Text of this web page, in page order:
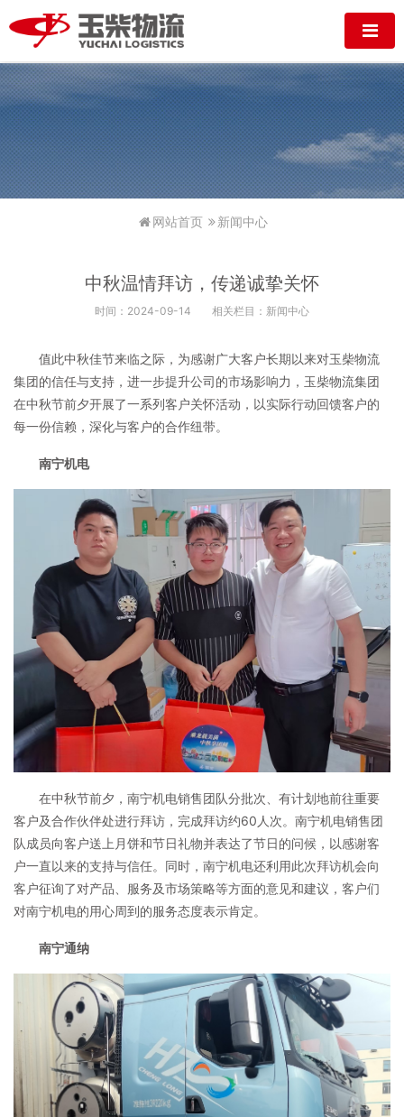
网站首页 新闻中心
中秋温情拜访，传递诚挚关怀
时间：2024-09-14 相关栏目：新闻中心
值此中秋佳节来临之际，为感谢广大客户长期以来对玉柴物流
集团的信任与支持，进一步提升公司的市场影响力，玉柴物流集团
在中秋节前夕开展了一系列客户关怀活动，以实际行动回馈客户的
每一份信赖，深化与客户的合作纽带。
南宁机电
在中秋节前夕，南宁机电销售团队分批次、有计划地前往重要
客户及合作伙伴处进行拜访，完成拜访约60人次。南宁机电销售团
队成员向客户送上月饼和节日礼物并表达了节日的问候，以感谢客
户一直以来的支持与信任。同时，南宁机电还利用此次拜访机会向
客户征询了对产品、服务及市场策略等方面的意见和建议，客户们
对南宁机电的用心周到的服务态度表示肯定。
南宁通纳